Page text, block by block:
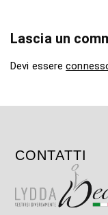
Lascia un
Devi essere
CONTATTI